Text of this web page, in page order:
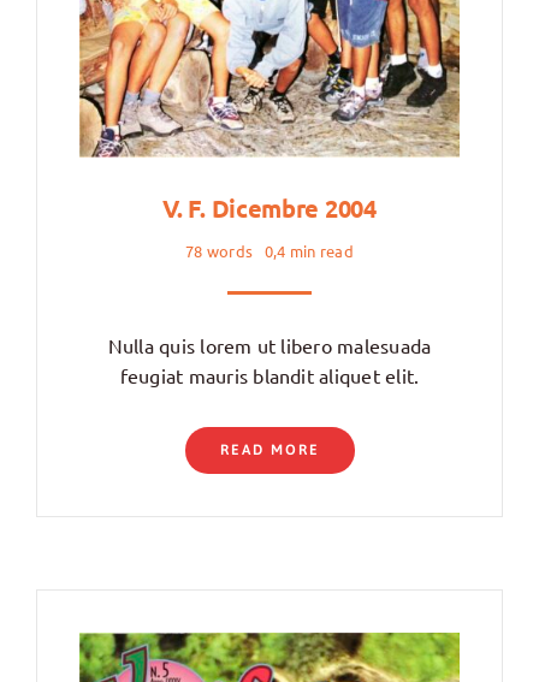
V. F. Dicembre 2004
78 words 0,4 min read
Nulla quis lorem ut libero malesuada
feugiat mauris blandit aliquet elit.
READ MORE